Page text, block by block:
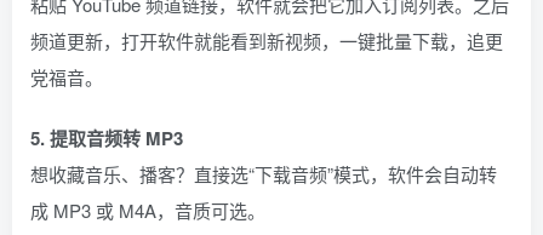
频道更新，打开软件就能看到新视频，一键批量下载，追更
党福音。
5. 提取音频转 MP3
想收藏音乐、播客？直接选“下载音频”模式，软件会自动转
成 MP3 或 M4A，音质可选。